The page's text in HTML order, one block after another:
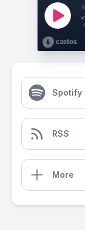
Spotify
RSS
More